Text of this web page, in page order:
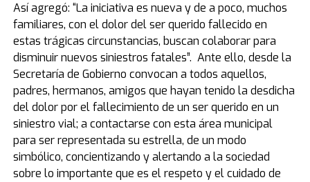
Así agregó: “La iniciativa es nueva y de a poco, muchos
familiares, con el dolor del ser querido fallecido en
estas trágicas circunstancias, buscan colaborar para
disminuir nuevos siniestros fatales”. Ante ello, desde la
Secretaría de Gobierno convocan a todos aquellos,
padres, hermanos, amigos que hayan tenido la desdicha
del dolor por el fallecimiento de un ser querido en un
siniestro vial; a contactarse con esta área municipal
para ser representada su estrella, de un modo
simbólico, concientizando y alertando a la sociedad
sobre lo importante que es el respeto y el cuidado de